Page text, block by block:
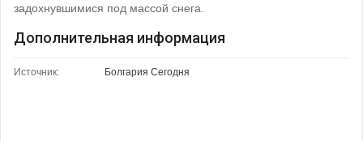
задохнувшимися под массой снега.
Дополнительная информация
Источник: Болгария Сегодня